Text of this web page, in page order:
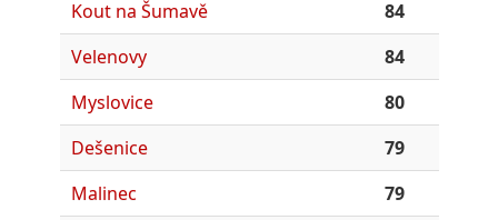
Kout na Šumavě
84
Velenovy
84
Myslovice
80
Dešenice
79
Malinec
79